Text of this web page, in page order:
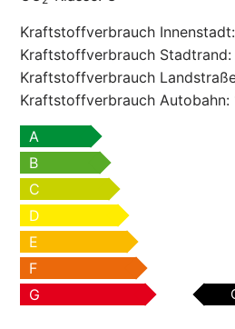
Kraftstoffverbrauch Innenstadt:
Kraftstoffverbrauch Stadtrand:
Kraftstoffverbrauch
Kraftstoffverbrauch Autobahn:
A
B
C
D
E
F
G